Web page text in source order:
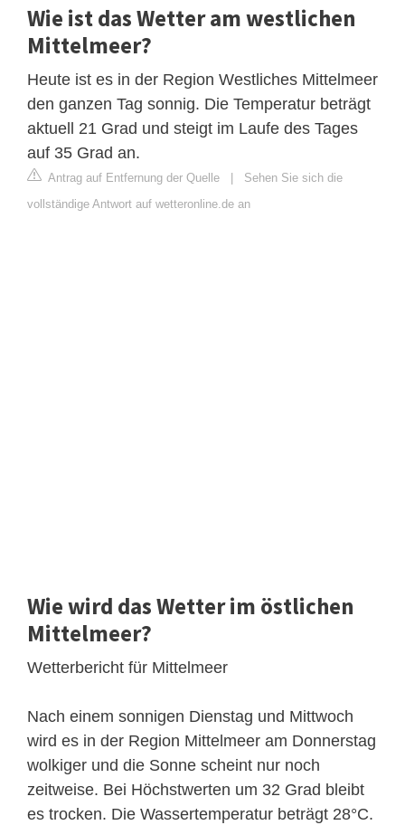
Wie ist das Wetter am westlichen
Mittelmeer?
Heute ist es in der Region Westliches Mittelmeer
den ganzen Tag sonnig. Die Temperatur beträgt
aktuell 21 Grad und steigt im Laufe des Tages
auf 35 Grad an.
Antrag auf Entfernung der Quelle
Sehen Sie sich die
vollständige Antwort auf wetteronline.de an
Wie wird das Wetter im östlichen
Mittelmeer?
Wetterbericht für Mittelmeer
Nach einem sonnigen Dienstag und Mittwoch
wird es in der Region Mittelmeer am Donnerstag
wolkiger und die Sonne scheint nur noch
zeitweise. Bei Höchstwerten um 32 Grad bleibt
es trocken. Die Wassertemperatur beträgt 28°C.